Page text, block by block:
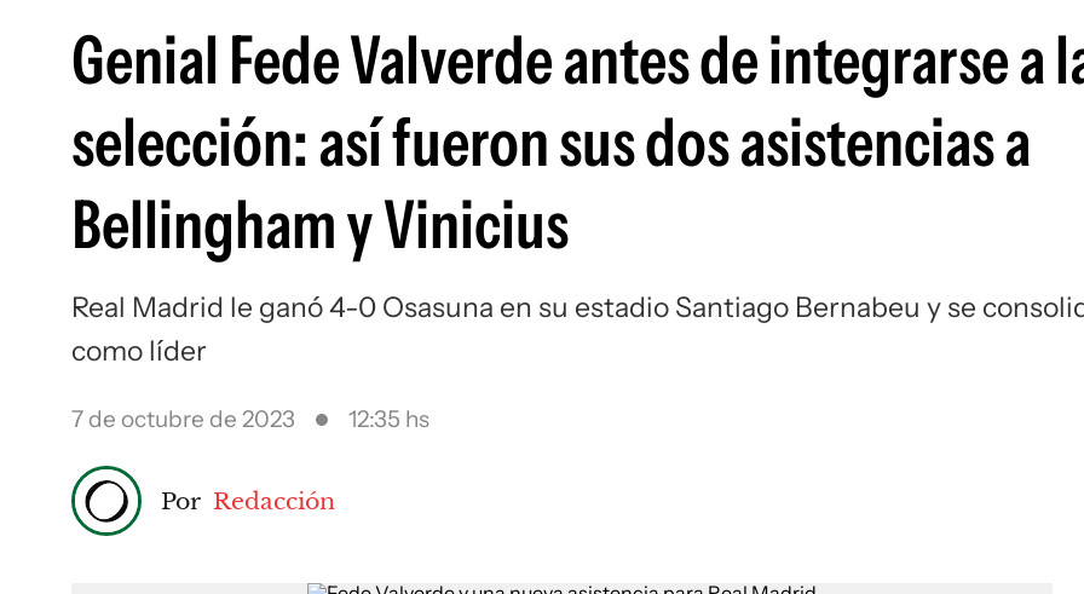
Genial Fede Valverde antes de integrarse a
selección: así fueron sus dos asistencias a
Bellingham y Vinicius
Real Madrid le ganó 4-0 Osasuna en su estadio Santiago Bernabeu y se
como líder
7 de octubre de 2023 12:35 hs
Por Redacción